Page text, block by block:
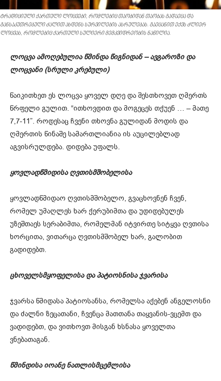
ტრადიციული ქართული ლოცვები, რომლებიც თაობიდან თაობას გადაეცა და
განსაკუთრებული ძალით ახდენს სურვილების ასრულებას. გაეცანით ექვს ძლიერ
ლოცვას, რომლებიც ქართული სულიერი მემკვიდრეობის ნაწილია.
ლოცვა ამოღებულია წმინდა წიგნიდან – ავგაროზი და
ლოცვანი (სრული კრებული)
წაიკითხეთ ეს ლოცვა ყოველ დღე და შესთხოვეთ ღმერთს
წრფელი გულით. “ითხოვდით და მოგეცეს თქუენ … – მათე
7,7-11”. როდესაც ჩვენი თხოვნა გულიდან მოდის და
ღმერთის წინაშე სამართლიანია ის აუცილებლად
აგვისრულდება. დიდება უფალს.
ყოვლადწმიდისა ღვთისმშობელისა
ყოვლადწმიდაო ღვთისმშობელო, გვაცხოვნენ ჩვენ,
რომელ უმაღლეს ხარ ქერუბიმთა და უდიდებულეს
უზეშთაეს სერაბიმთა, რომელმან იტვირთე სიტყვა ღვთისა
ხორცითა, ვითარცა ღვთისმშობელ ხარ, გალობით
გადიდებთ.
ცხოველსმყოფელისა და პატიოსნისა ჯვარისა
ჯვარსა წმიდასა პატიოსანსა, რომელსა აქებენ ანგელოსნი
და ძალნი ზეცათანი, ჩვენცა მათთანა თაყვანის-ვცემთ და
ვადიდებთ, და ვითხოვთ მისგან ხსნასა ყოველთა
ვნებათაგან.
წმინდისა იოანე ნათლისმცემლისა